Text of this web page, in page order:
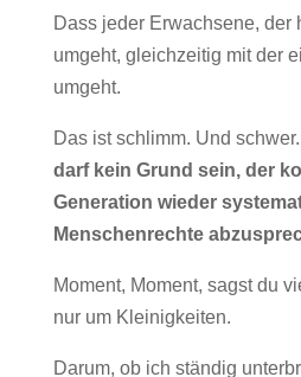
Dass jeder Erwachsene, der
umgeht, gleichzeitig mit der
umgeht.
Das ist schlimm. Und
darf kein Grund sein, der
Generation wieder
Menschenrechte
Moment, Moment, sagst du
nur um Kleinigkeiten.
Darum, ob ich ständig